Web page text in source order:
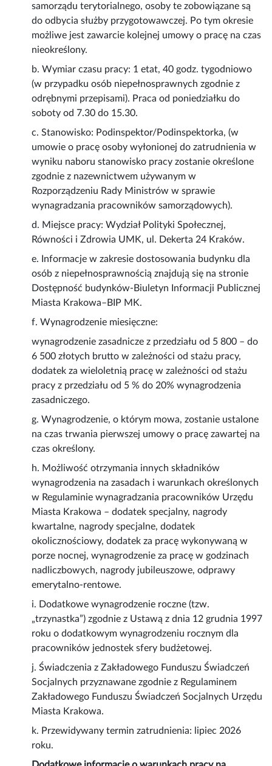
samorządu terytorialnego, osoby te zobowiązane są
do odbycia służby przygotowawczej. Po tym okresie
możliwe jest zawarcie kolejnej umowy o pracę na czas
nieokreślony.
b. Wymiar czasu pracy: 1 etat, 40 godz. tygodniowo
(w przypadku osób niepełnosprawnych zgodnie z
odrębnymi przepisami). Praca od poniedziałku do
soboty od 7.30 do 15.30.
c. Stanowisko: Podinspektor/Podinspektorka, (w
umowie o pracę osoby wyłonionej do zatrudnienia w
wyniku naboru stanowisko pracy zostanie określone
zgodnie z nazewnictwem używanym w
Rozporządzeniu Rady Ministrów w sprawie
wynagradzania pracowników samorządowych).
d. Miejsce pracy: Wydział Polityki Społecznej,
Równości i Zdrowia UMK, ul. Dekerta 24 Kraków.
e. Informacje w zakresie dostosowania budynku dla
osób z niepełnosprawnością znajdują się na stronie
Dostępność budynków-Biuletyn Informacji Publicznej
Miasta Krakowa–BIP MK.
f. Wynagrodzenie miesięczne:
wynagrodzenie zasadnicze z przedziału od 5 800 – do
6 500 złotych brutto w zależności od stażu pracy,
dodatek za wieloletnią pracę w zależności od stażu
pracy z przedziału od 5 % do 20% wynagrodzenia
zasadniczego.
g. Wynagrodzenie, o którym mowa, zostanie ustalone
na czas trwania pierwszej umowy o pracę zawartej na
czas określony.
h. Możliwość otrzymania innych składników
wynagrodzenia na zasadach i warunkach określonych
w Regulaminie wynagradzania pracowników Urzędu
Miasta Krakowa – dodatek specjalny, nagrody
kwartalne, nagrody specjalne, dodatek
okolicznościowy, dodatek za pracę wykonywaną w
porze nocnej, wynagrodzenie za pracę w godzinach
nadliczbowych, nagrody jubileuszowe, odprawy
emerytalno-rentowe.
i. Dodatkowe wynagrodzenie roczne (tzw.
„trzynastka”) zgodnie z Ustawą z dnia 12 grudnia 1997
roku o dodatkowym wynagrodzeniu rocznym dla
pracowników jednostek sfery budżetowej.
j. Świadczenia z Zakładowego Funduszu Świadczeń
Socjalnych przyznawane zgodnie z Regulaminem
Zakładowego Funduszu Świadczeń Socjalnych Urzędu
Miasta Krakowa.
k. Przewidywany termin zatrudnienia: lipiec 2026
roku.